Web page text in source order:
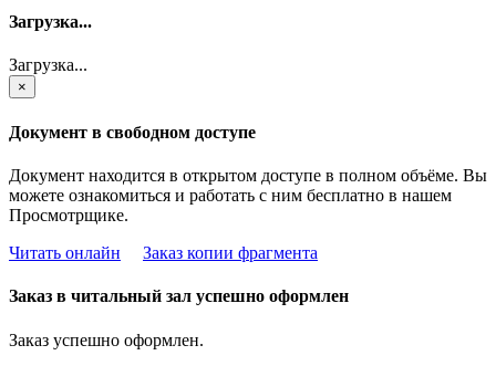
Загрузка...
Загрузка...
×
Документ в свободном доступе
Документ находится в открытом доступе в полном объёме. Вы
можете ознакомиться и работать с ним бесплатно в нашем
Просмотрщике.
Читать онлайн
Заказ копии фрагмента
Заказ в читальный зал успешно оформлен
Заказ успешно оформлен.